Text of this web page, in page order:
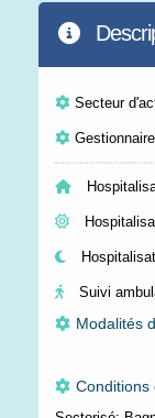
Secteur
Suivi
Modalités
Conditions